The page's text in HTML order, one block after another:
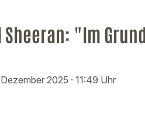
Sheeran: "Im
2025 · 11:49 Uhr